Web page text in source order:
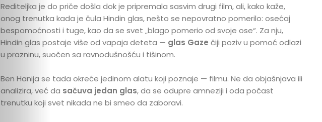
Ispričaj
svoju
priču
Rediteljka je do priče došla dok je pripremala sasvim drugi film, ali, kako kaže,
onog trenutka kada je čula Hindin glas, nešto se nepovratno pomerilo: osećaj
bespomoćnosti i tuge, kao da se svet „blago pomerio od svoje ose“. Za nju,
Hindin glas postaje više od vapaja deteta — glas Gaze čiji poziv u pomoć odlazi
u prazninu, suočen sa ravnodušnošću i tišinom.
Ben Hanija se tada okreće jedinom alatu koji poznaje — filmu. Ne da objašnjava ili
analizira, već da sačuva jedan glas, da se odupre amneziji i oda počast
trenutku koji svet nikada ne bi smeo da zaboravi.